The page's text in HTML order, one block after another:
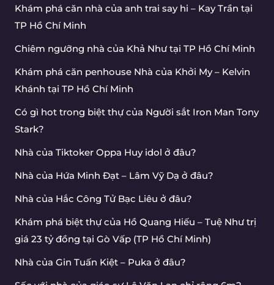
Khám phá căn nhà của anh trai say hi – Kay Trần tại
TP Hồ Chí Minh
Chiêm ngưỡng nhà của Khả Như tại TP Hồ Chí Minh
Khám phá căn penhouse Nhà của Khởi My – Kelvin
Khánh tại TP Hồ Chí Minh
Có gì hot trong biệt thự của Người sắt Iron Man Tony
Stark?
Nhà của Tiktoker Oppa Huy idol ở đâu?
Nhà của Hứa Minh Đạt – Lâm Vỹ Dạ ở đâu?
Nhà của Hắc Công Tử Bạc Liêu ở đâu?
Khám phá biệt thự của Hồ Quang Hiếu – Tuệ Như trị
giá 23 tỷ đồng tại Gò Vấp (TP Hồ Chí Minh)
Nhà của Gin Tuấn Kiệt – Puka ở đâu?